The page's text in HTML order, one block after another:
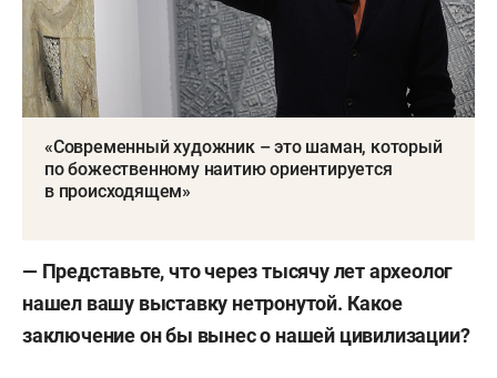
«Современный художник – это шаман, который
по божественному наитию ориентируется
в происходящем»
— Представьте, что через тысячу лет археолог
нашел вашу выставку нетронутой. Какое
заключение он бы вынес о нашей цивилизации?